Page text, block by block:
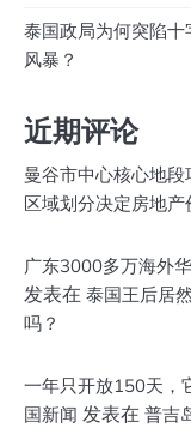
泰国政局为何突陷
风暴？
近期评论
曼谷市中心核心地
区域划分决定房地
广东3000多万海外
发表在 泰国王后居
吗？
一年只开放150天，
国新闻 发表在 普吉